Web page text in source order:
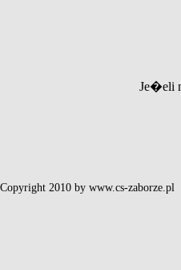
Je�eli
Copyright 2010 by www.cs-zaborze.pl